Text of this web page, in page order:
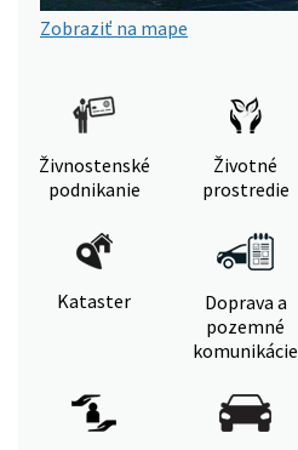
Zobraziť na mape
Živnostenské
podnikanie
Životné
prostredie
Kataster
Doprava a
pozemné
komunikácie